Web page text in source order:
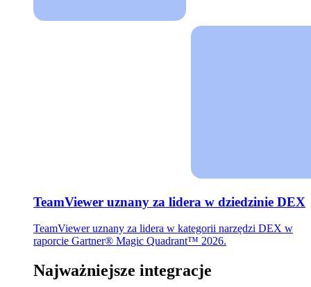
TeamViewer uznany za lidera w dziedzinie DEX
TeamViewer uznany za lidera w kategorii narzędzi DEX w
raporcie Gartner® Magic Quadrant™ 2026.
Najważniejsze integracje